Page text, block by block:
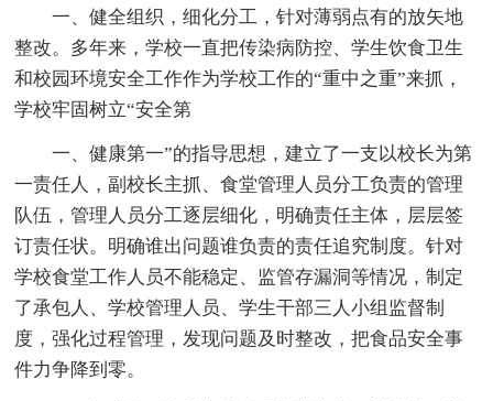
一、健全组织，细化分工，针对薄弱点有的放矢地
整改。多年来，学校一直把传染病防控、学生饮食卫生
和校园环境安全工作作为学校工作的“重中之重”来抓，
学校牢固树立“安全第
一、健康第一”的指导思想，建立了一支以校长为第
一责任人，副校长主抓、食堂管理人员分工负责的管理
队伍，管理人员分工逐层细化，明确责任主体，层层签
订责任状。明确谁出问题谁负责的责任追究制度。针对
学校食堂工作人员不能稳定、监管存漏洞等情况，制定
了承包人、学校管理人员、学生干部三人小组监督制
度，强化过程管理，发现问题及时整改，把食品安全事
件力争降到零。